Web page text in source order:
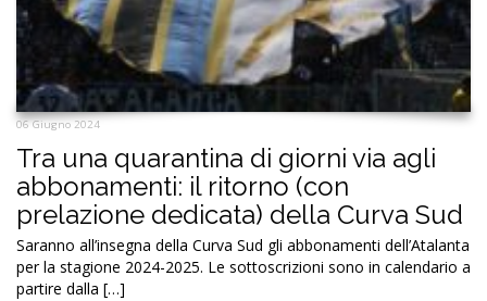
06 Giugno 2024
Tra una quarantina di giorni via agli
abbonamenti: il ritorno (con
prelazione dedicata) della Curva Sud
Saranno all’insegna della Curva Sud gli abbonamenti dell’Atalanta
per la stagione 2024-2025. Le sottoscrizioni sono in calendario a
partire dalla […]